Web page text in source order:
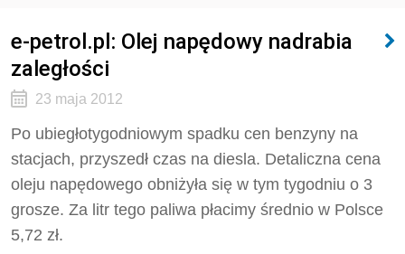
e-petrol.pl: Olej napędowy nadrabia
zaległości
23 maja 2012
Po ubiegłotygodniowym spadku cen benzyny na
stacjach, przyszedł czas na diesla. Detaliczna cena
oleju napędowego obniżyła się w tym tygodniu o 3
grosze. Za litr tego paliwa płacimy średnio w Polsce
5,72 zł.